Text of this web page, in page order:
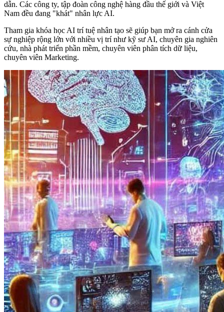
dẫn. Các công ty, tập đoàn công nghệ hàng đầu thế giới và Việt
Nam đều đang "khát" nhân lực AI.
Tham gia khóa học AI trí tuệ nhân tạo sẽ giúp bạn mở ra cánh cửa
sự nghiệp rộng lớn với nhiều vị trí như kỹ sư AI, chuyên gia nghiên
cứu, nhà phát triển phần mềm, chuyên viên phân tích dữ liệu,
chuyên viên Marketing.